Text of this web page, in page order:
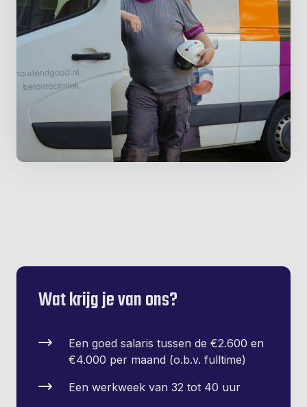
Wat krijg je van ons?
Een goed salaris tussen de €2.600 en
€4.000 per maand (o.b.v. fulltime)
Een werkweek van 32 tot 40 uur